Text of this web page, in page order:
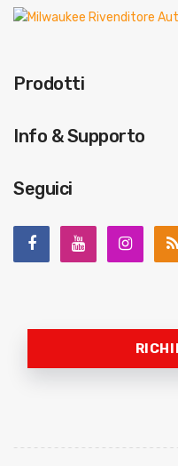
Prodotti
Info & Supporto
Seguici